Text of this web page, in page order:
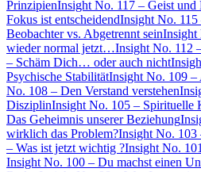
PrinzipienInsight No. 117 – Geist und
Fokus ist entscheidendInsight No. 115
Beobachter vs. Abgetrennt seinInsight
wieder normal jetzt…Insight No. 112
– Schäm Dich… oder auch nicht
Psychische StabilitätInsight No. 109 –
No. 108 – Den Verstand verstehen
DisziplinInsight No. 105 – Spirituelle
Das Geheimnis unserer Beziehung
wirklich das Problem?Insight No. 103
– Was ist jetzt wichtig ?Insight No.
Insight No. 100 – Du machst einen